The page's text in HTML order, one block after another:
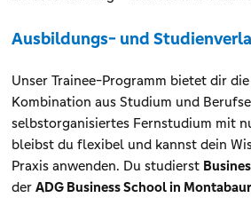
Ausbildungs- und
Unser Trainee-Programm bietet dir
Kombination aus Studium und
selbstorganisiertes Fernstudium mit
bleibst du flexibel und kannst dein
Praxis anwenden. Du studierst
derADG Business School in Montabaur